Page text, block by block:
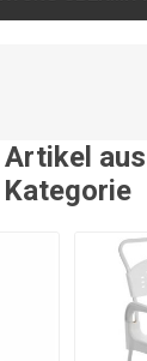
Kategorie